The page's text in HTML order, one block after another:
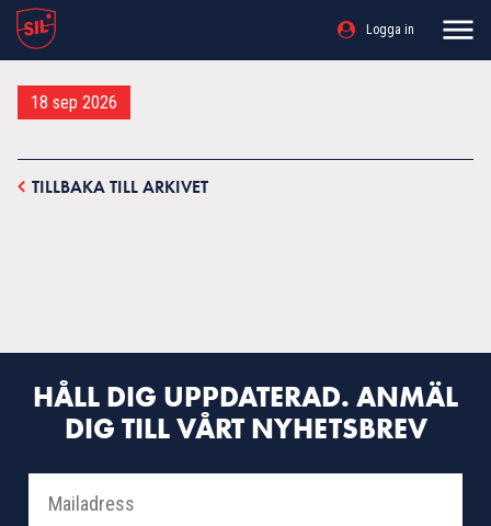
Logga in
18 sep 2026
TILLBAKA TILL ARKIVET
HÅLL DIG UPPDATERAD. ANMÄL
DIG TILL VÅRT NYHETSBREV